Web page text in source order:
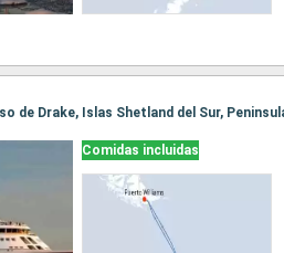
de Drake, Islas Shetland del Sur,
Comidas incluidas